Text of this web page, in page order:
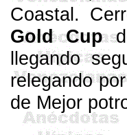
Coastal.
Gold Cup
llegando
relegando
de Mejor